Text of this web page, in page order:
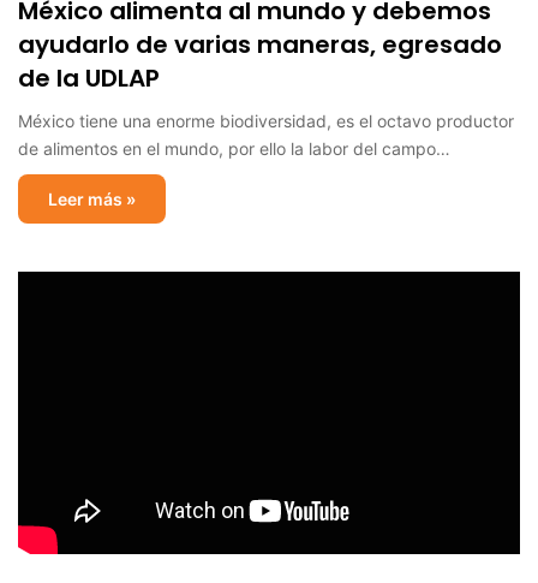
México alimenta al mundo y debemos
ayudarlo de varias maneras, egresado
de la UDLAP
México tiene una enorme biodiversidad, es el octavo productor
de alimentos en el mundo, por ello la labor del campo…
Leer más »